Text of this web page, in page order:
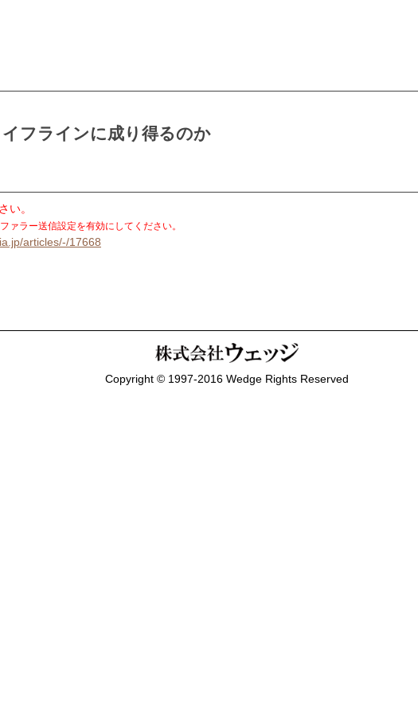
フラインに成り得るのか
い。
ァラー送信設定を有効にしてください。
articles/-/17668
Copyright © 1997-2016 Wedge Rights Reserved